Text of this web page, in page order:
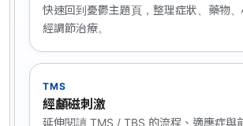
快速回到憂鬱主題頁，整理症狀、藥物
經調節治療。
TMS
經顱磁刺激
延伸閱讀 TMS / TBS 的流程、適應症與